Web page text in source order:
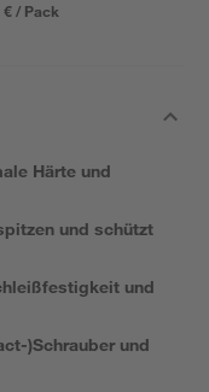
€ / Pack
Härte und
und schützt
und
)Schrauber und